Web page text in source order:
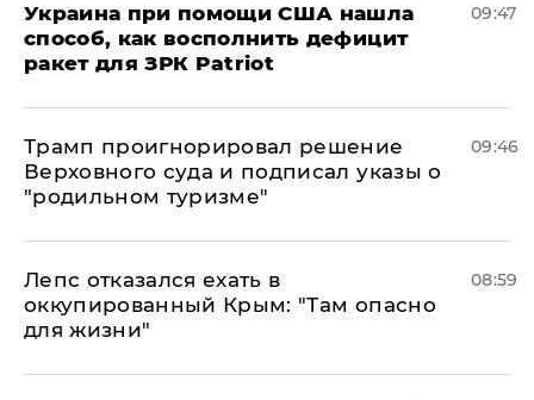
Украина при помощи США нашла
способ, как восполнить дефицит
ракет для ЗРК Patriot
09:47
Трамп проигнорировал решение
Верховного суда и подписал указы о
"родильном туризме"
09:46
Лепс отказался ехать в
оккупированный Крым: "Там опасно
для жизни"
08:59